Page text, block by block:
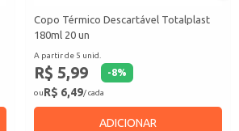
Copo Térmico Descartável Totalplast
180ml 20 un
A partir de 5 unid.
R$ 5,99 -8%
ouR$ 6,49/ cada
ADICIONAR